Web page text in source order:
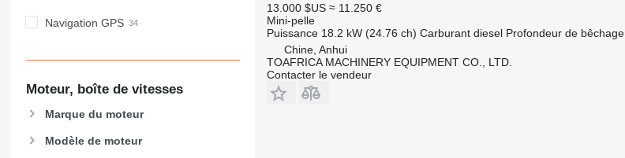
Navigation GPS
Moteur, boîte de vitesses
Marque du moteur
Modèle de moteur
13.000 $US ≈ 11.250 €
Mini-pelle
Puissance 18.2 kW (24.76 ch) Carburant diesel Profondeur de bêchage
Chine, Anhui
TOAFRICA MACHINERY EQUIPMENT CO., LTD.
Contacter le vendeur